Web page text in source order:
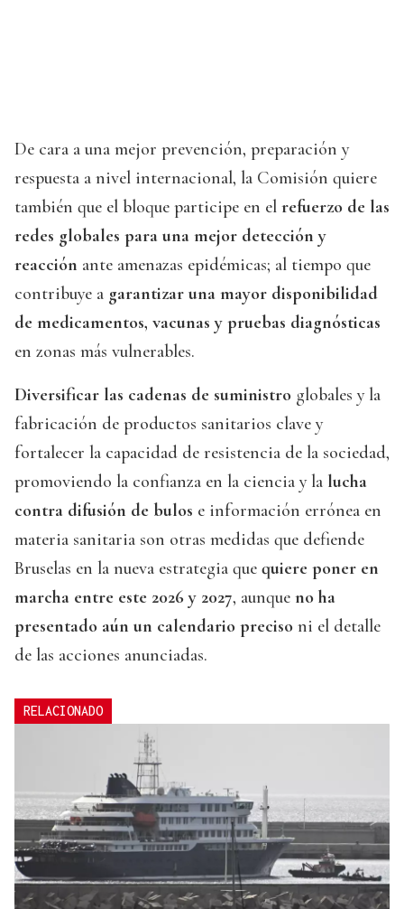
De cara a una mejor prevención, preparación y
respuesta a nivel internacional, la Comisión quiere
también que el bloque participe en el refuerzo de las
redes globales para una mejor detección y
reacción ante amenazas epidémicas; al tiempo que
contribuye a garantizar una mayor disponibilidad
de medicamentos, vacunas y pruebas diagnósticas
en zonas más vulnerables.
Diversificar las cadenas de suministro globales y la
fabricación de productos sanitarios clave y
fortalecer la capacidad de resistencia de la sociedad,
promoviendo la confianza en la ciencia y la lucha
contra difusión de bulos e información errónea en
materia sanitaria son otras medidas que defiende
Bruselas en la nueva estrategia que quiere poner en
marcha entre este 2026 y 2027, aunque no ha
presentado aún un calendario preciso ni el detalle
de las acciones anunciadas.
RELACIONADO